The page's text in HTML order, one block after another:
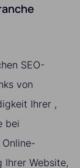
SEO-
von
Ihrer ,
bei
Ihrer Website,